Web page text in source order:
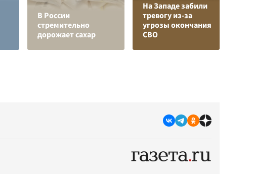
В России
стремительно
дорожает сахар
На Западе забили
тревогу из-за
угрозы окончания
СВО